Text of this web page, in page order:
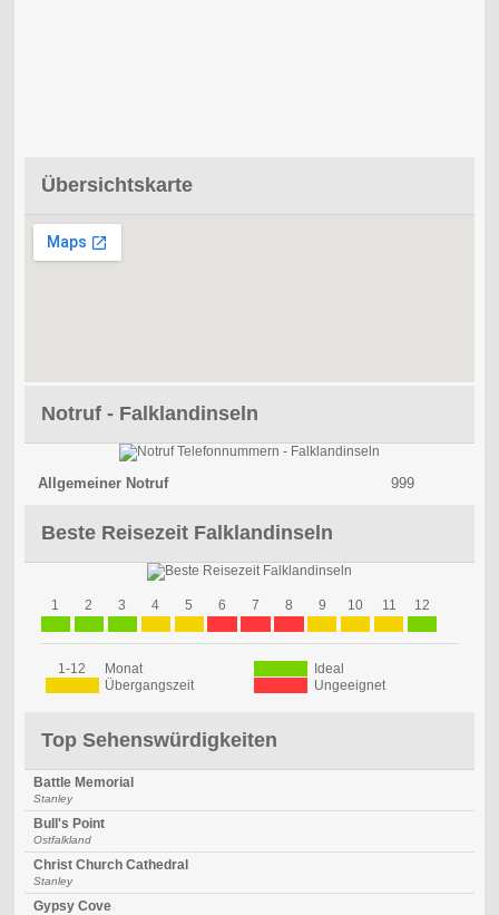
Übersichtskarte
Notruf - Falklandinseln
Allgemeiner Notruf 999
Beste Reisezeit Falklandinseln
1 2 3 4 5 6 7 8 9 10 11 12
1-12 Monat
Ideal
Übergangszeit
Ungeeignet
Top Sehenswürdigkeiten
Battle Memorial
Stanley
Bull's Point
Ostfalkland
Christ Church Cathedral
Stanley
Gypsy Cove